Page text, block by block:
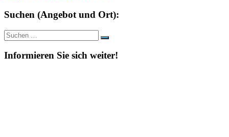
Suchen (Angebot und Ort):
Suche
nach:
Suchen
Informieren Sie sich weiter!